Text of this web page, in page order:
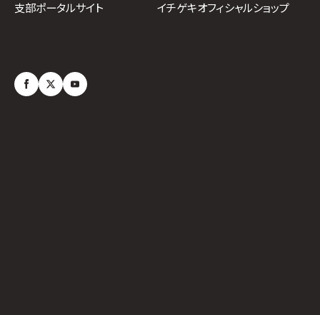
支部ポータルサイト イチゲキオフィシャルショップ